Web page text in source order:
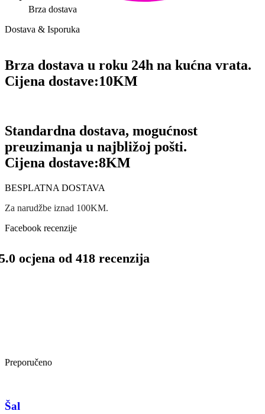
Brza dostava
Dostava & Isporuka
Brza dostava u roku 24h na kućna vrata.
Cijena dostave:10KM
Standardna dostava, mogućnost
preuzimanja u najbližoj pošti.
Cijena dostave:8KM
BESPLATNA DOSTAVA
Za narudžbe iznad 100KM.
Facebook recenzije
ocjena od 418 recenzija
Preporučeno
Šal